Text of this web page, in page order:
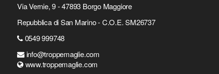
Via Vernie, 9 - 47893 Borgo Maggiore
Repubblica di San Marino - C.O.E. SM26737
0549 999748
info@troppemaglie.com
www.troppemaglie.com